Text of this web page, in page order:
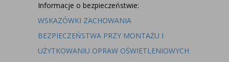
Informacje o bezpieczeństwie:
WSKAZÓWKI ZACHOWANIA
BEZPIECZEŃSTWA PRZY MONTAŻU I
UŻYTKOWANIU OPRAW OŚWIETLENIOWYCH